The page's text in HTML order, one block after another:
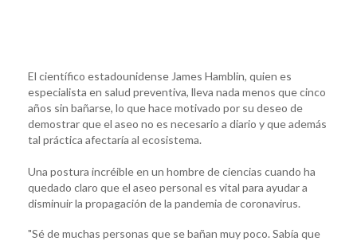
El científico estadounidense James Hamblin, quien es
especialista en salud preventiva, lleva nada menos que cinco
años sin bañarse, lo que hace motivado por su deseo de
demostrar que el aseo no es necesario a diario y que además
tal práctica afectaría al ecosistema.
Una postura incréible en un hombre de ciencias cuando ha
quedado claro que el aseo personal es vital para ayudar a
disminuir la propagación de la pandemia de coronavirus.
"Sé de muchas personas que se bañan muy poco. Sabía que